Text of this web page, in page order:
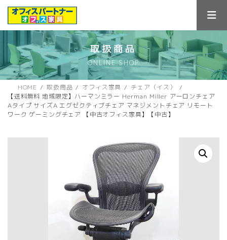
ス
キ
ン
に
取扱商品
ONLINE SHOP
HOME 取扱商品 オフィス家具
チェア（イス）
【送料無料 地域限定】ハーマンミラー Herman Miller アーロンチェア
Aタイプ サイズA エグゼクティブチェア マネジメントチェア リモート
ワーク ゲーミングチェア 【中古オフィス家具】【中古】